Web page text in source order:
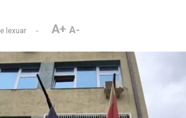
e lexuar A+ A-